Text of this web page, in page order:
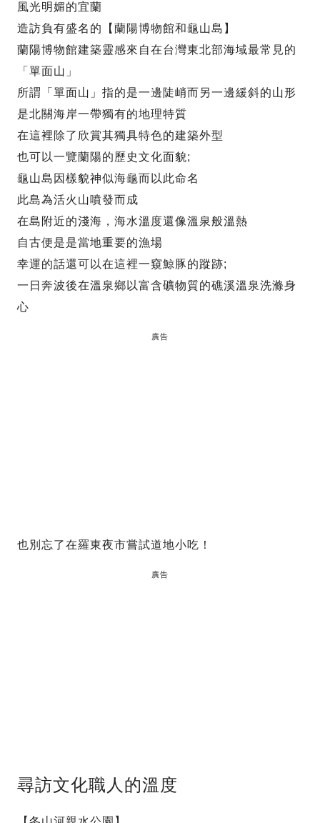
風光明媚的宜蘭
造訪負有盛名的【蘭陽博物館和龜山島】
蘭陽博物館建築靈感來自在台灣東北部海域最常見的
「單面山」
所謂「單面山」指的是一邊陡峭而另一邊緩斜的山形
是北關海岸一帶獨有的地理特質
在這裡除了欣賞其獨具特色的建築外型
也可以一覽蘭陽的歷史文化面貌;
龜山島因樣貌神似海龜而以此命名
此島為活火山噴發而成
在島附近的淺海，海水溫度還像溫泉般溫熱
自古便是是當地重要的漁場
幸運的話還可以在這裡一窺鯨豚的蹤跡;
一日奔波後在溫泉鄉以富含礦物質的礁溪溫泉洗滌身
心
廣告
也別忘了在羅東夜市嘗試道地小吃！
廣告
尋訪文化職人的溫度